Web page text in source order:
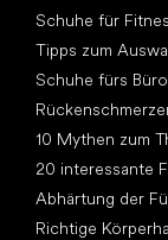
Schuhe für
Tipps zum
Schuhe fürs Büro
10 Mythen zum
20 interessante
Abhärtung der
Richtige